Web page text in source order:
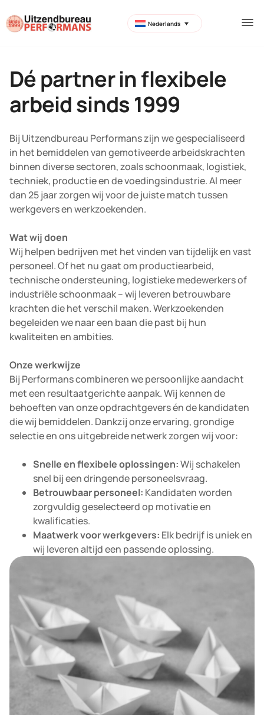
Nederlands
Dé partner in flexibele
arbeid sinds 1999
Bij Uitzendbureau Performans zijn we gespecialiseerd
in het bemiddelen van gemotiveerde arbeidskrachten
binnen diverse sectoren, zoals schoonmaak, logistiek,
techniek, productie en de voedingsindustrie. Al meer
dan 25 jaar zorgen wij voor de juiste match tussen
werkgevers en werkzoekenden.
Wat wij doen
Wij helpen bedrijven met het vinden van tijdelijk en vast
personeel. Of het nu gaat om productiearbeid,
technische ondersteuning, logistieke medewerkers of
industriële schoonmaak – wij leveren betrouwbare
krachten die het verschil maken. Werkzoekenden
begeleiden we naar een baan die past bij hun
kwaliteiten en ambities.
Onze werkwijze
Bij Performans combineren we persoonlijke aandacht
met een resultaatgerichte aanpak. Wij kennen de
behoeften van onze opdrachtgevers én de kandidaten
die wij bemiddelen. Dankzij onze ervaring, grondige
selectie en ons uitgebreide netwerk zorgen wij voor:
Snelle en flexibele oplossingen:Wij schakelen
snel bij een dringende personeelsvraag.
Betrouwbaar personeel: Kandidaten worden
zorgvuldig geselecteerd op motivatie en
kwalificaties.
Maatwerk voor werkgevers: Elk bedrijf is uniek en
wij leveren altijd een passende oplossing.